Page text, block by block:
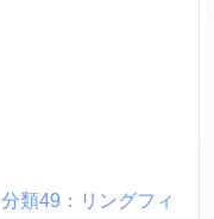
分類49：リングフィ